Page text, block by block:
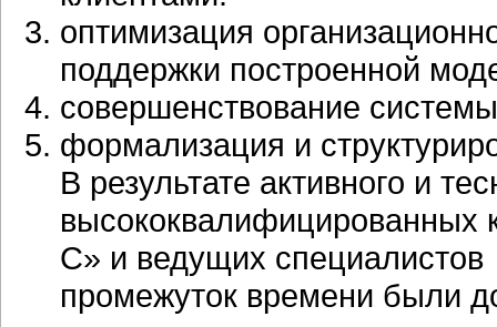
оптимизация
поддержки построенной
совершенствование
формализация и
В результате активного и
высококвалифицированных
С» и ведущих специалистов
промежуток времени были